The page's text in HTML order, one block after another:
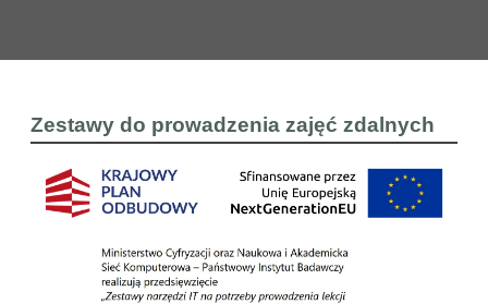
Zestawy do prowadzenia zajęć zdalnych